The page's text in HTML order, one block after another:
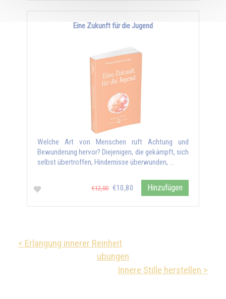
Eine Zukunft für die Jugend
Welche Art von Menschen ruft Achtung und
Bewunderung hervor? Diejenigen, die gekämpft, sich
selbst übertroffen, Hindernisse überwunden, …
€12,00 €10,80 Hinzufügen
< Erlangung innerer Reinheit
ubungen
Innere Stille herstellen >